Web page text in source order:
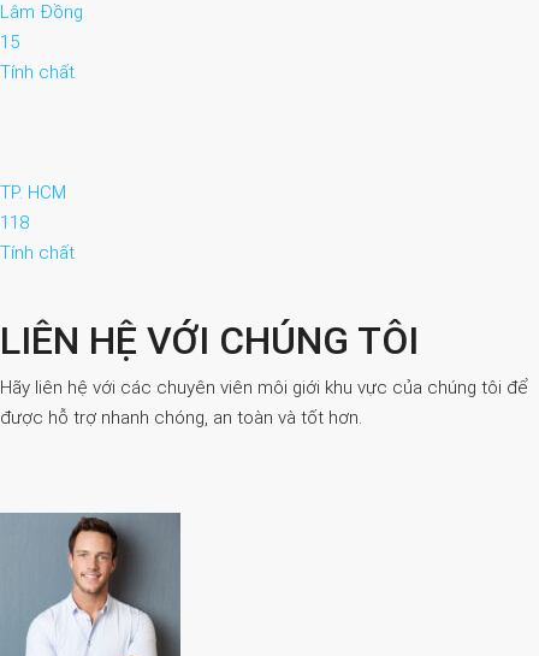
Lâm Đồng
15
Tính chất
TP. HCM
118
Tính chất
LIÊN HỆ VỚI CHÚNG TÔI
Hãy liên hệ với các chuyên viên môi giới khu vực của chúng tôi để
được hỗ trợ nhanh chóng, an toàn và tốt hơn.